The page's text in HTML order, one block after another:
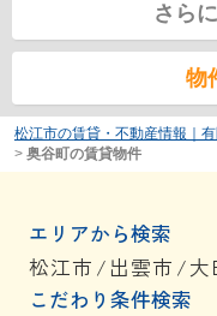
さら
物
松江市の賃貸・不動産情報｜
> 奥谷町の賃貸物件
エリアから検索
松江市 / 出雲市 /大
こだわり条件検索